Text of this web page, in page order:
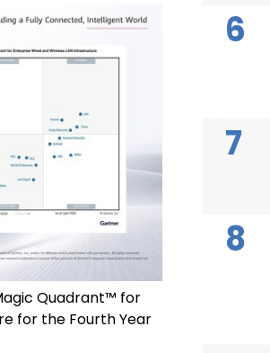
Quadrant™ for
for the Fourth Year